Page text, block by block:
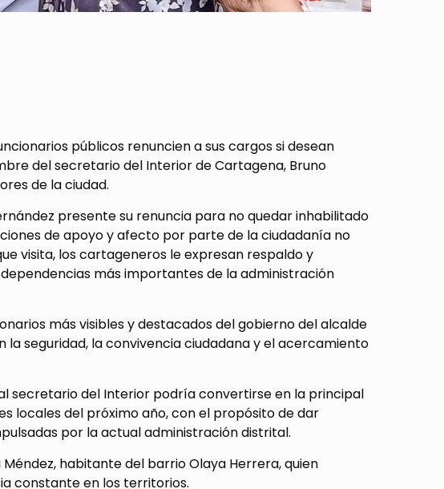
públicos renuncien a sus cargos si desean
del secretario del Interior de Cartagena, Bruno
de la ciudad.
presente su renuncia para no quedar inhabilitado
de apoyo y afecto por parte de la ciudadanía no
visita, los cartageneros le expresan respaldo y
más importantes de la administración
más visibles y destacados del gobierno del alcalde
seguridad, la convivencia ciudadana y el acercamiento
secretario del Interior podría convertirse en la principal
locales del próximo año, con el propósito de dar
por la actual administración distrital.
habitante del barrio Olaya Herrera, quien
constante en los territorios.